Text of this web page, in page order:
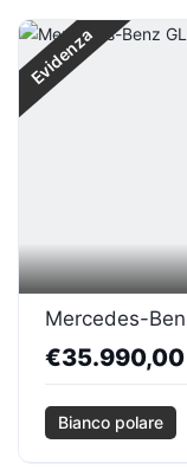
Evidenza
€35.990,00
Bianco polare